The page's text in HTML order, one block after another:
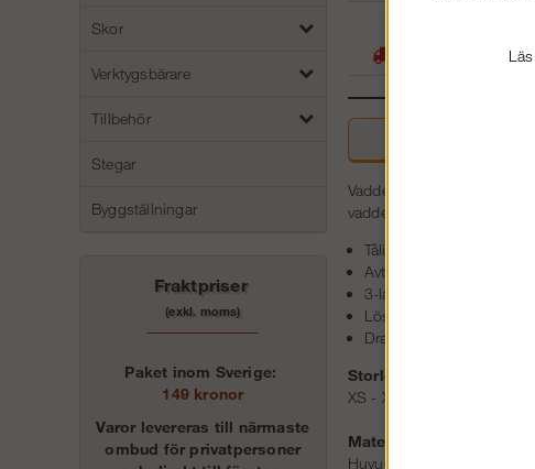
Skor
Verktygsbärare
Tillbehör
Stegar
Byggställningar
Fraktpriser
(exkl. moms)
Paket inom Sverige:
149 kronor
Varor levereras till närmaste
ombud för privatpersoner
Stora lager -
Vadderade arbetsbyxor i
vaddering för snabb och
Tåligt, ventilerande 3-
Avtagbart 37.5®-foder
3-lagers vattentäta
Löstagbara
Dragkedjor i bensluten
Storlek:
XS - XXL / XS-short - XL-
Material:
Huvudtyg: 100 %